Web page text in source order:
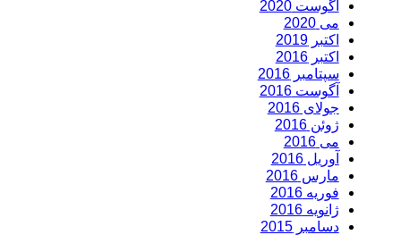
آگوست 2020
می 2020
اکتبر 2019
اکتبر 2016
سپتامبر 2016
آگوست 2016
جولای 2016
ژوئن 2016
می 2016
آوریل 2016
مارس 2016
فوریه 2016
ژانویه 2016
دسامبر 2015